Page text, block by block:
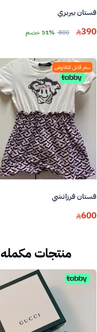
فستان بيربري
390
800 51% خصم
سعر قابل للتفاوض
فستان فرزاتشي
600
منتجات مكمله